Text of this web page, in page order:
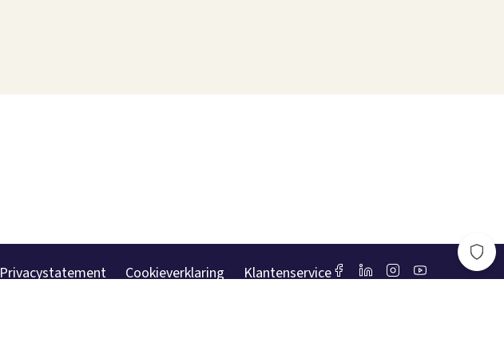
Privacystatement Cookieverklaring Klantenservice